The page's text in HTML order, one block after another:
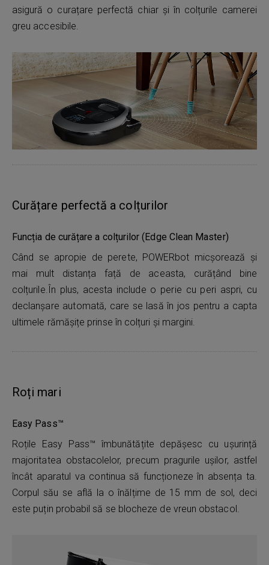
asigură o curațare perfectă chiar și în colțurile camerei
greu accesibile.
Curățare perfectă a colțurilor
Funcția de curățare a colțurilor (Edge Clean Master)
Când se apropie de perete, POWERbot micșorează și
mai mult distanța față de aceasta, curățând bine
colțurile.În plus, acesta include o perie cu peri aspri, cu
declanșare automată, care se lasă în jos pentru a capta
ultimele rămășițe prinse în colțuri și margini.
Roți mari
Easy Pass™
Roțile Easy Pass™ îmbunătățite depășesc cu ușurință
majoritatea obstacolelor, precum pragurile ușilor, astfel
încât aparatul va continua să funcționeze în absența ta.
Corpul său se află la o înălțime de 15 mm de sol, deci
este puțin probabil să se blocheze de vreun obstacol.